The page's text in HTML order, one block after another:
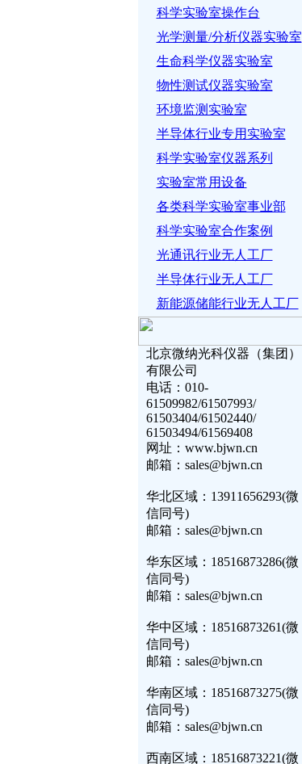
科学实验室操作台
光学测量/分析仪器实验室
生命科学仪器实验室
物性测试仪器实验室
环境监测实验室
半导体行业专用实验室
科学实验室仪器系列
实验室常用设备
各类科学实验室事业部
科学实验室合作案例
光通讯行业无人工厂
半导体行业无人工厂
新能源储能行业无人工厂
北京微纳光科仪器（集团）
有限公司
电话：010-
61509982/61507993/
61503404/61502440/
61503494/61569408
网址：www.bjwn.cn
邮箱：sales@bjwn.cn
华北区域：13911656293(微
信同号)
邮箱：sales@bjwn.cn
华东区域：18516873286(微
信同号)
邮箱：sales@bjwn.cn
华中区域：18516873261(微
信同号)
邮箱：sales@bjwn.cn
华南区域：18516873275(微
信同号)
邮箱：sales@bjwn.cn
西南区域：18516873221(微